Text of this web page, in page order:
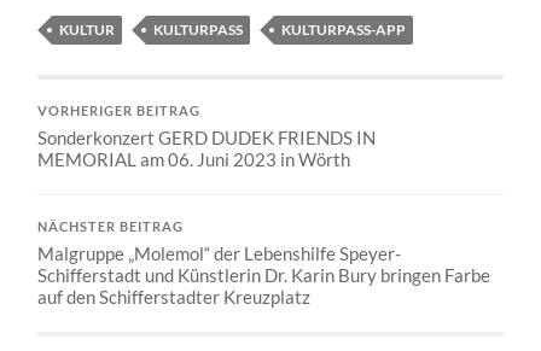
KULTUR KULTURPASS KULTURPASS-APP
VORHERIGER BEITRAG
Sonderkonzert GERD DUDEK FRIENDS IN
MEMORIAL am 06. Juni 2023 in Wörth
NÄCHSTER BEITRAG
Malgruppe „Molemol“ der Lebenshilfe Speyer-
Schifferstadt und Künstlerin Dr. Karin Bury bringen Farbe
auf den Schifferstadter Kreuzplatz